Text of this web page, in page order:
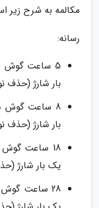
مکالمه به شرح زیر
رسانه:
5 ساعت گوش
بار شارژ (حذف
8 ساعت گوش
بار شارژ (حذف
18 ساعت
یک بار شارژ
28 ساعت